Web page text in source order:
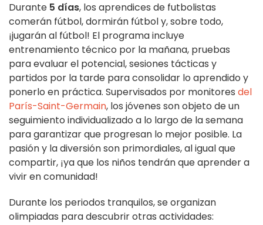
Durante 5 días, los aprendices de futbolistas
comerán fútbol, dormirán fútbol y, sobre todo,
¡jugarán al fútbol! El programa incluye
entrenamiento técnico por la mañana, pruebas
para evaluar el potencial, sesiones tácticas y
partidos por la tarde para consolidar lo aprendido y
ponerlo en práctica. Supervisados por monitores del
París-Saint-Germain, los jóvenes son objeto de un
seguimiento individualizado a lo largo de la semana
para garantizar que progresan lo mejor posible. La
pasión y la diversión son primordiales, al igual que
compartir, ¡ya que los niños tendrán que aprender a
vivir en comunidad!
Durante los periodos tranquilos, se organizan
olimpiadas para descubrir otras actividades: